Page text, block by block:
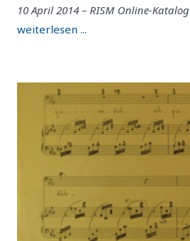
10 April 2014 – RISM Online-Katalog
weiterlesen ...